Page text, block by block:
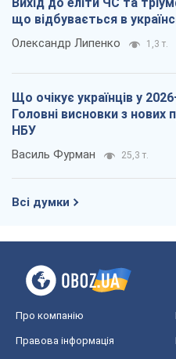
що відбувається в
Олександр Липенко 1,3 т.
Що очікує українців у
Головні висновки з нових
НБУ
Василь Фурман 25,3 т.
Всі думки
Про компанію
Правова інформація